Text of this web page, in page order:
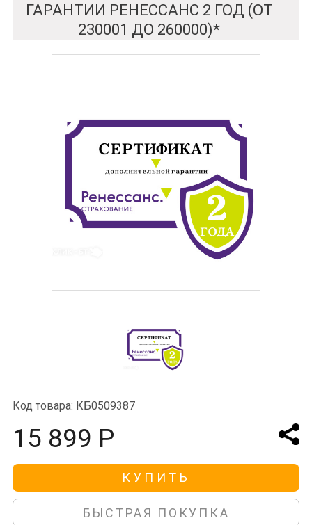
ГАРАНТИИ РЕНЕССАНС 2 ГОД (ОТ
230001 ДО 260000)*
Код товара: КБ0509387
15 899 Р
КУПИТЬ
БЫСТРАЯ ПОКУПКА